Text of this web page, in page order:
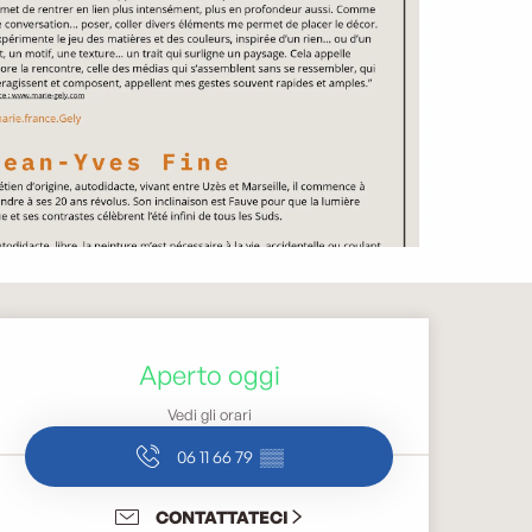
e contatti
Aperto oggi
Vedi gli orari
06 11 66 79 ▒▒
CONTATTATECI